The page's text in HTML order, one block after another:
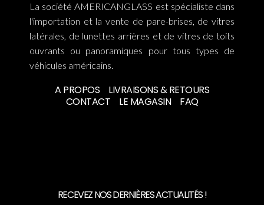
La société AMERICANGLASS est spécialiste dans
l'importation et la vente de pare-brises, de vitres
latérales, de lunettes arrières et de vitres de toits
ouvrants ou panoramiques pour tous types de
véhicules américains.
A PROPOS
LIVRAISONS & RETOURS
CONTACT
LE MAGASIN FAQ
RECEVEZ NOS DERNIÈRES ACTUALITÉS !